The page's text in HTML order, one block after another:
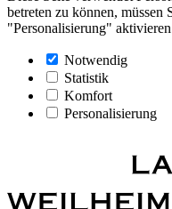
betreten zu können, müssen
"Personalisierung"
Notwendig
Statistik
Komfort
Personalisierung